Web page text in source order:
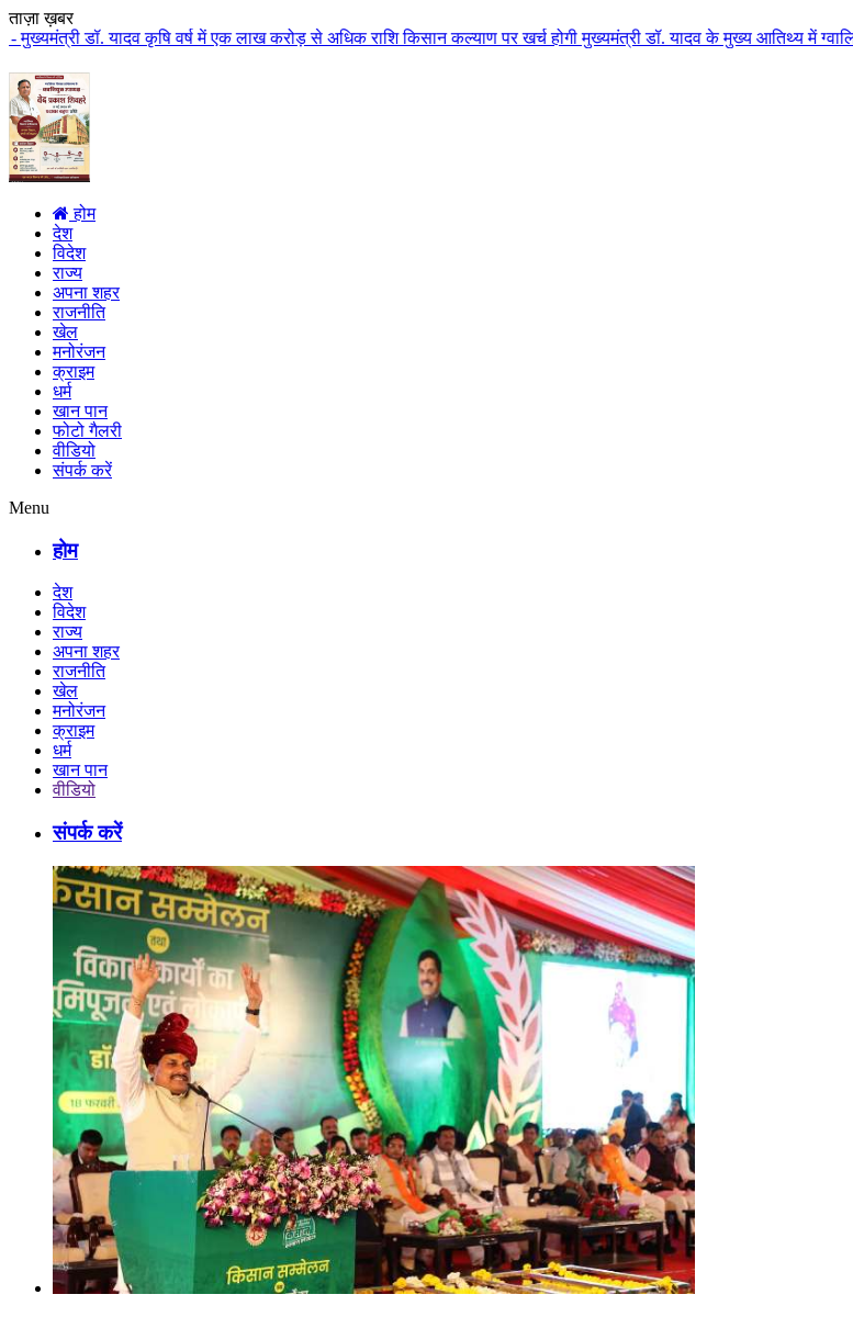
ताज़ा ख़बर
कृषि वर्ष में एक लाख करोड़ से अधिक राशि किसान कल्याण पर खर्च होगी मुख्यमंत्री डॉ. यादव के मुख्य आतिथ्य में ग्वालियर जिले के
होम
देश
विदेश
राज्य
अपना शहर
राजनीति
खेल
मनोरंजन
क्राइम
धर्म
खान पान
फोटो गैलरी
वीडियो
संपर्क करें
Menu
होम
देश
विदेश
राज्य
अपना शहर
राजनीति
खेल
मनोरंजन
क्राइम
धर्म
खान पान
वीडियो
संपर्क करें